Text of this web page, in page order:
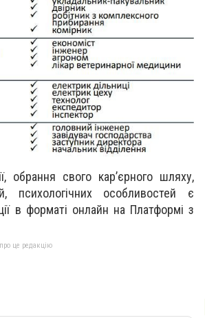
обрання свого кар’єрного шляху,
психологічних особливостей є
в форматі онлайн на Платформі з
це редакцію